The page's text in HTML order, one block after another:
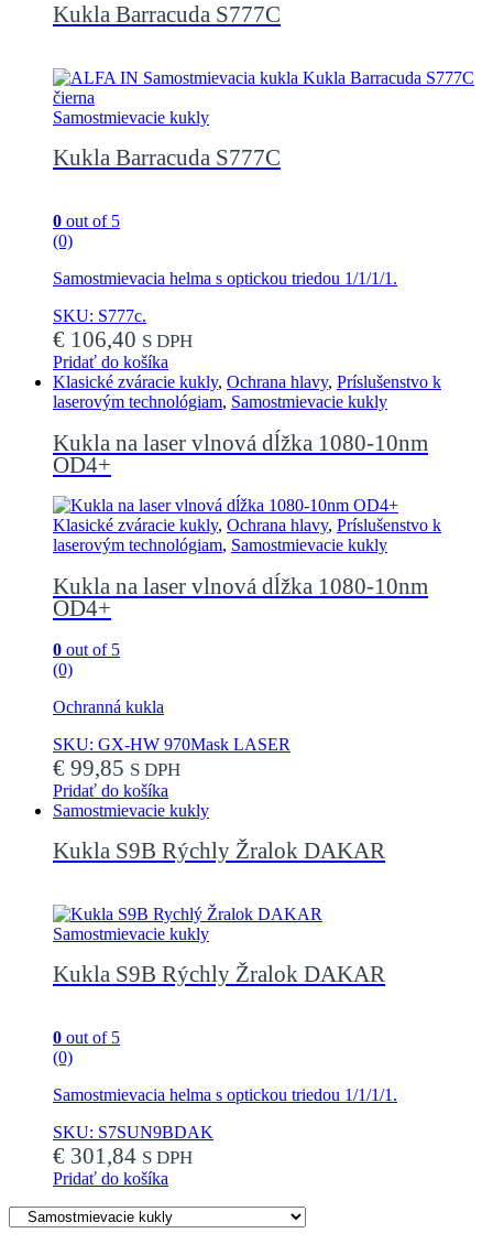
Kukla Barracuda S777C
Samostmievacie kukly
Kukla Barracuda S777C
0 out of 5
(0)
Samostmievacia helma s optickou triedou 1/1/1/1.
SKU: S777c.
€ 106,40 S DPH
Pridať do košíka
Klasické zváracie kukly, Ochrana hlavy, Príslušenstvo k
laserovým technológiam, Samostmievacie kukly
Kukla na laser vlnová dĺžka 1080-10nm
OD4+
Klasické zváracie kukly, Ochrana hlavy, Príslušenstvo k
laserovým technológiam, Samostmievacie kukly
Kukla na laser vlnová dĺžka 1080-10nm
OD4+
0 out of 5
(0)
Ochranná kukla
SKU: GX-HW 970Mask LASER
€ 99,85 S DPH
Pridať do košíka
Samostmievacie kukly
Kukla S9B Rýchly Žralok DAKAR
Samostmievacie kukly
Kukla S9B Rýchly Žralok DAKAR
0 out of 5
(0)
Samostmievacia helma s optickou triedou 1/1/1/1.
SKU: S7SUN9BDAK
€ 301,84 S DPH
Pridať do košíka